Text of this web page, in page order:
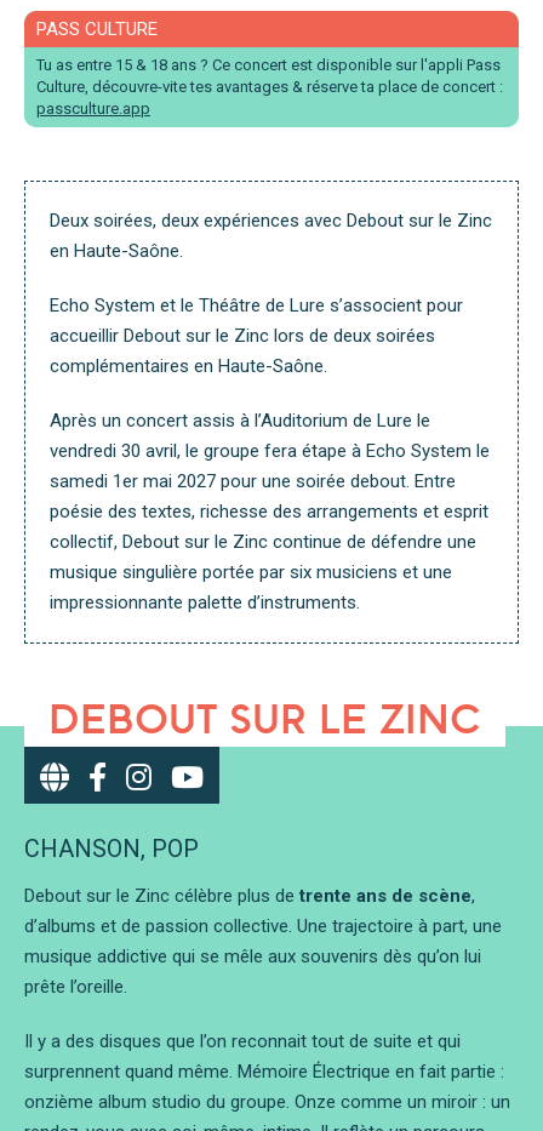
PASS CULTURE
Tu as entre 15 & 18 ans ? Ce concert est disponible sur l'appli Pass
Culture, découvre-vite tes avantages & réserve ta place de concert :
passculture.app
Deux soirées, deux expériences avec Debout sur le Zinc
en Haute-Saône.
Echo System et le Théâtre de Lure s’associent pour
accueillir Debout sur le Zinc lors de deux soirées
complémentaires en Haute-Saône.
Après un concert assis à l’Auditorium de Lure le
vendredi 30 avril, le groupe fera étape à Echo System le
samedi 1er mai 2027 pour une soirée debout. Entre
poésie des textes, richesse des arrangements et esprit
collectif, Debout sur le Zinc continue de défendre une
musique singulière portée par six musiciens et une
impressionnante palette d’instruments.
DEBOUT SUR LE ZINC
CHANSON, POP
Debout sur le Zinc célèbre plus de trente ans de scène,
d’albums et de passion collective. Une trajectoire à part, une
musique addictive qui se mêle aux souvenirs dès qu’on lui
prête l’oreille.
Il y a des disques que l’on reconnait tout de suite et qui
surprennent quand même. Mémoire Électrique en fait partie :
onzième album studio du groupe. Onze comme un miroir : un